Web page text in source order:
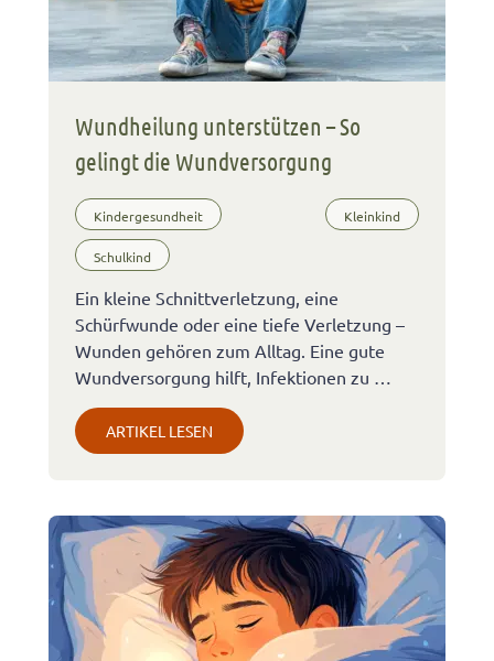
Wundheilung unterstützen – So
gelingt die Wundversorgung
Kindergesundheit Kleinkind
Schulkind
Ein kleine Schnittverletzung, eine
Schürfwunde oder eine tiefe Verletzung –
Wunden gehören zum Alltag. Eine gute
Wundversorgung hilft, Infektionen zu …
ARTIKEL LESEN